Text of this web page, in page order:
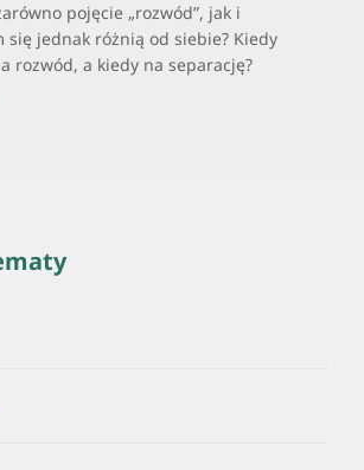
pojęcie „rozwód”, jak i
się jednak różnią od siebie? Kiedy
rozwód, a kiedy na separację?